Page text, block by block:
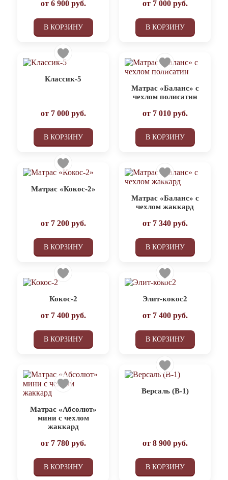
от 6 900руб.
В КОРЗИНУ
от 7 000руб.
В КОРЗИНУ
Классик-5
от 7 000руб.
В КОРЗИНУ
Матрас «Баланс» с
чехлом полисатин
от 7 010руб.
В КОРЗИНУ
Матрас «Кокос-2»
от 7 200руб.
В КОРЗИНУ
Матрас «Баланс» с
чехлом жаккард
от 7 340руб.
В КОРЗИНУ
Кокос-2
от 7 400руб.
В КОРЗИНУ
Элит-кокос2
от 7 400руб.
В КОРЗИНУ
Матрас «Абсолют»
мини с чехлом
жаккард
от 7 780руб.
В КОРЗИНУ
Версаль (В-1)
от 8 900руб.
В КОРЗИНУ